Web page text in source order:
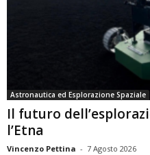
Astronautica ed Esplorazione Spaziale
Il futuro
l’Etna
Vincenzo Pettina - 7 Agosto 2026